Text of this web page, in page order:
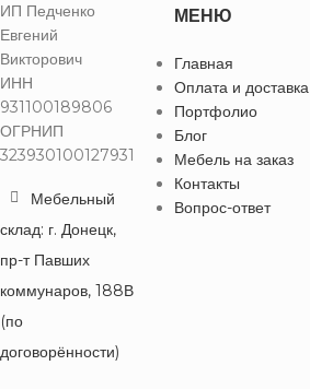
ИП Педченко
Евгений
Викторович
ИНН
931100189806
ОГРНИП
323930100127931
Мебельный
склад: г. Донецк,
пр-т Павших
коммунаров, 188В
(по
договорённости)
МЕНЮ
Главная
Оплата и доставка
Портфолио
Блог
Мебель на заказ
Контакты
Вопрос-ответ